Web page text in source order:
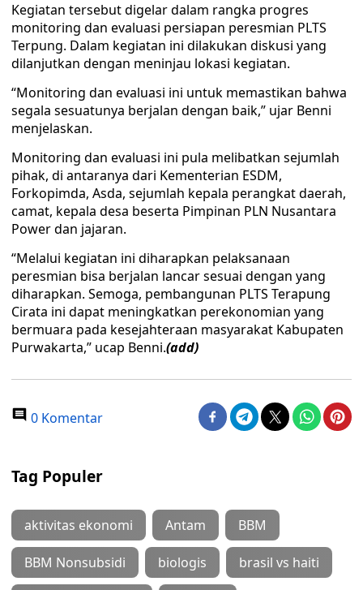
Kegiatan tersebut digelar dalam rangka progres
monitoring dan evaluasi persiapan peresmian PLTS
Terpung. Dalam kegiatan ini dilakukan diskusi yang
dilanjutkan dengan meninjau lokasi kegiatan.
“Monitoring dan evaluasi ini untuk memastikan bahwa
segala sesuatunya berjalan dengan baik,” ujar Benni
menjelaskan.
Monitoring dan evaluasi ini pula melibatkan sejumlah
pihak, di antaranya dari Kementerian ESDM,
Forkopimda, Asda, sejumlah kepala perangkat daerah,
camat, kepala desa beserta Pimpinan PLN Nusantara
Power dan jajaran.
“Melalui kegiatan ini diharapkan pelaksanaan
peresmian bisa berjalan lancar sesuai dengan yang
diharapkan. Semoga, pembangunan PLTS Terapung
Cirata ini dapat meningkatkan perekonomian yang
bermuara pada kesejahteraan masyarakat Kabupaten
Purwakarta,” ucap Benni.(add)
0 Komentar
Tag Populer
aktivitas ekonomi Antam BBM
BBM Nonsubsidi biologis brasil vs haiti